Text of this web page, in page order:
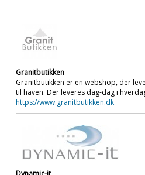
Granitbutikken
Granitbutikken er en webshop, der
til haven. Der leveres dag-dag i
https://www.granitbutikken.dk